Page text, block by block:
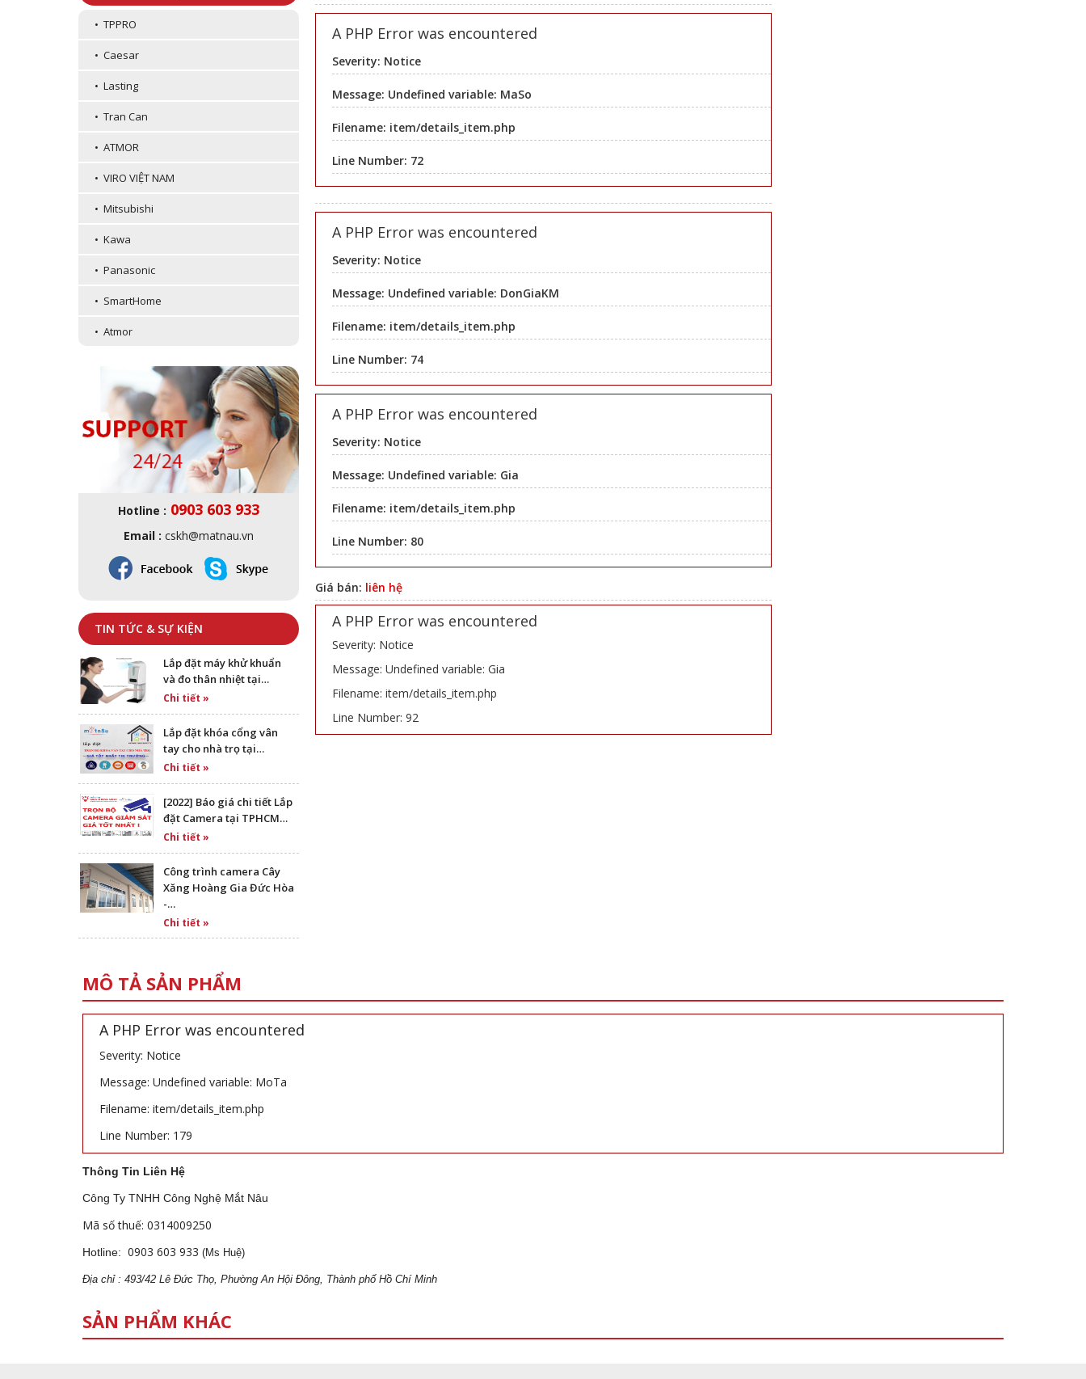
• TPPRO
• Caesar
• Lasting
• Tran Can
• ATMOR
• VIRO VIỆT NAM
• Mitsubishi
• Kawa
• Panasonic
• SmartHome
• Atmor
Hotline : 0903 603 933
Email : cskh@matnau.vn
TIN TỨC & SỰ KIỆN
Lắp đặt máy khử khuẩn
và đo thân nhiệt tại…
Chi tiết »
Lắp đặt khóa cổng vân
tay cho nhà trọ tại…
Chi tiết »
[2022] Báo giá chi tiết Lắp
đặt Camera tại TPHCM…
Chi tiết »
Công trình camera Cây
Xăng Hoàng Gia Đức Hòa
-…
Chi tiết »
A PHP Error was encountered
Severity: Notice
Message: Undefined variable: MaSo
Filename: item/details_item.php
Line Number: 72
A PHP Error was encountered
Severity: Notice
Message: Undefined variable: DonGiaKM
Filename: item/details_item.php
Line Number: 74
A PHP Error was encountered
Severity: Notice
Message: Undefined variable: Gia
Filename: item/details_item.php
Line Number: 80
Giá bán: liên hệ
A PHP Error was encountered
Severity: Notice
Message: Undefined variable: Gia
Filename: item/details_item.php
Line Number: 92
MÔ TẢ SẢN PHẨM
A PHP Error was encountered
Severity: Notice
Message: Undefined variable: MoTa
Filename: item/details_item.php
Line Number: 179
Thông Tin Liên Hệ
Công Ty TNHH Công Nghệ Mắt Nâu
Mã số thuế: 0314009250
Hotline: 0903 603 933 (Ms Huệ)
Địa chỉ : 493/42 Lê Đức Thọ, Phường An Hội Đông, Thành phố Hồ Chí Minh
SẢN PHẨM KHÁC